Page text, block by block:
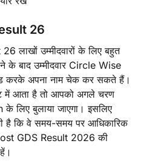
26
लाखों उम्मीदवारों के लिए बहुत
के बाद उम्मीदवार Circle Wise
करके अपना नाम चेक कर सकते हैं।
में आता है तो आपको अगले चरण
लिए बुलाया जाएगा। इसलिए
है कि वे समय-समय पर आधिकारिक
GDS Result 2026 की